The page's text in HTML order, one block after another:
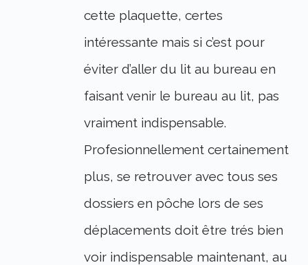
cette plaquette, certes
intéressante mais si c’est pour
éviter d’aller du lit au bureau en
faisant venir le bureau au lit, pas
vraiment indispensable.
Profesionnellement certainement
plus, se retrouver avec tous ses
dossiers en pôche lors de ses
déplacements doit être trés bien
voir indispensable maintenant, au